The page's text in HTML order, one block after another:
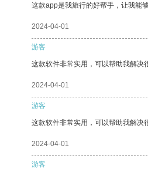
这款app是我旅行的好帮手，让我能
2024-04-01
游客
这款软件非常实用，可以帮助我解决
2024-04-01
游客
这款软件非常实用，可以帮助我解决
2024-04-01
游客